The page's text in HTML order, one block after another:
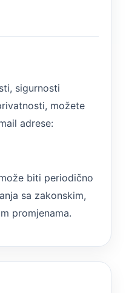
sigurnosti
možete
adrese:
biti periodično
sa zakonskim,
promjenama.